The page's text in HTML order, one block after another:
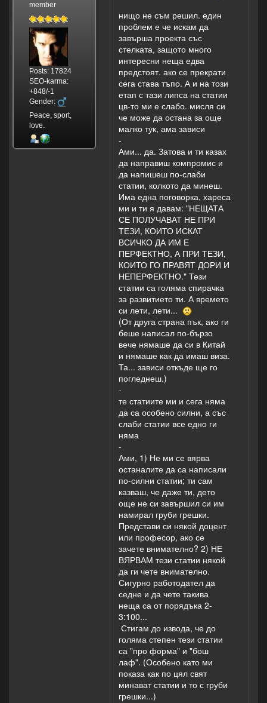
member
Posts: 17824
SEO-karma:
+848/-1
Gender:
Peace, sport,
love.
нищо не съм решил. един
проблем е че искам да
завърша проекта със
стелката, защото много
интересни неща едва
предстоят. ако се прекрати
сега става тъпо. А и на този
етап с тази липса на статии
цв-то ми е слабо. мисля си
че може да остана за още
малко тук, ама зависи
-
Ами... да. Затова и ти казах
да направиш компромис и
да напишеш по-слаби
статии, колкото да минеш.
Има една поговорка, хареса
ми и ти я давам: "НЕЩАТА
СЕ ПОЛУЧАВАТ НЕ ПРИ
ТЕЗИ, КОИТО ИСКАТ
ВСИЧКО ДА ИМ Е
ПЕРФЕКТНО, А ПРИ ТЕЗИ,
КОИТО ГО ПРАВЯТ ДОРИ И
НЕПЕРФЕКТНО." Тези
статии са голяма спирачка
за развитието ти. А времето
си лети, лети...
(От друга страна пък, ако ги
беше написал по-бързо
вече нямаше да си в Китай
и нямаше как да имаш виза.
Та... зависи откъде ще го
погледнеш.)
-
те статиите ми и сега няма
да са особено силни, а със
слаби статии все едно ги
няма
-
Ами, 1) Не ми се вярва
останалите да са написали
по-силни статии; ти сам
казваш, че даже ти, дето
още не си завършил си им
намирал груби грешки.
Представи си някой доцент
или професор, ако се
зачете внимателно? 2) НЕ
ВЯРВАМ тези статии някой
да ги чете внимателно.
Сигурно работодател да
седне и да чете такива
неща са от порядъка 2-
3:100...
Стигам до извода, че до
голяма степен тези статии
са "про форма" и "бош
лаф". (Особено като ми
показа как по цял свят
минават статии и то с груби
грешки...)